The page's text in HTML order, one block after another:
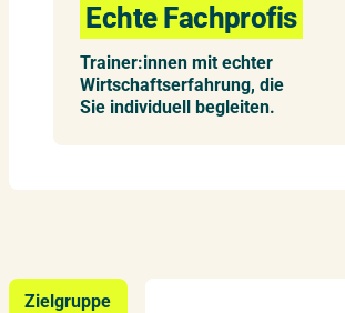
Echte Fachprofis
Trainer:innen mit echter
Wirtschaftserfahrung, die
Sie individuell begleiten.
Zielgruppe